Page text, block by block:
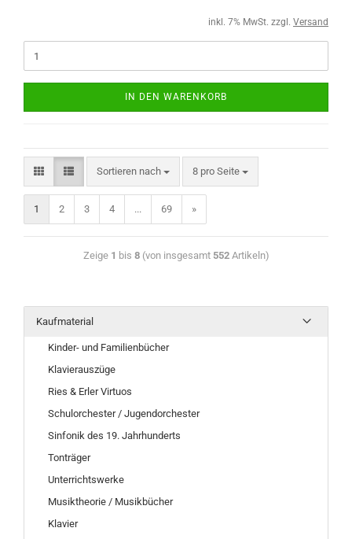
inkl. 7% MwSt. zzgl. Versand
IN DEN WARENKORB
Sortieren nach 8 pro Seite
1 2 3 4 ... 69 »
Zeige 1 bis 8(von insgesamt 552Artikeln)
Kaufmaterial
Kinder- und Familienbücher
Klavierauszüge
Ries & Erler Virtuos
Schulorchester / Jugendorchester
Sinfonik des 19. Jahrhunderts
Tonträger
Unterrichtswerke
Musiktheorie / Musikbücher
Klavier